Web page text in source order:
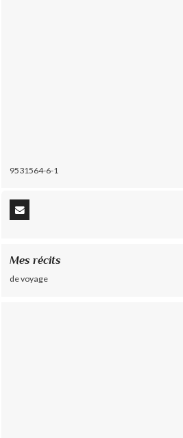
9531564-6-1
Mes récits
de voyage